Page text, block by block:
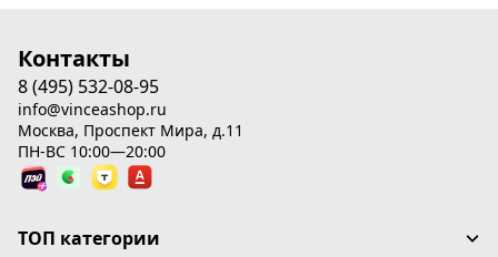
Контакты
8 (495) 532-08-95
info@vinceashop.ru
Москва, Проспект Мира, д.11
ПН-ВС 10:00—20:00
ТОП категории